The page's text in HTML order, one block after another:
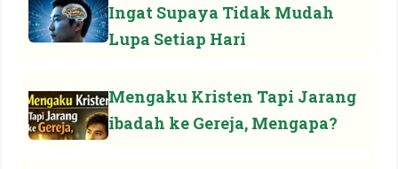
Ingat Supaya Tidak Mudah
Lupa Setiap Hari
Mengaku Kristen Tapi Jarang
ibadah ke Gereja, Mengapa?